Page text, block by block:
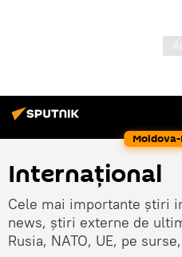
Internaţional
Cele mai importante știri
news, știri externe de
Rusia, NATO, UE, pe